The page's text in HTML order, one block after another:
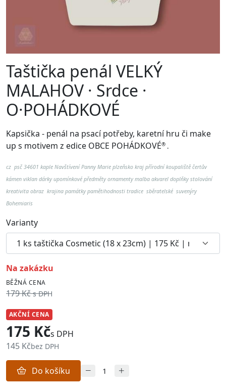
Taštička penál VELKÝ
MALAHOV · Srdce ·
O·POHÁDKOVÉ
Kapsička - penál na psací potřeby, karetní hru či make
up s motivem z edice OBCE POHÁDKOVÉ® .
cz psč 34601 kaple Navštívení Panny Marie plzeňsko kraj přírodní koupaliště čertův
kámen viklan dárky upomínkové předměty ornamenty malba akvarel doplňky stolování
kreativita obraz krajina památky pamětihodnosti tradice sběratelské suvenýry
Bohemiaris
Varianty
na zakázku
BĚŽNÁ CENA
179 Kč s DPH
AKČNÍ CENA
175 Kčs DPH
145 Kčbez DPH
Do košíku